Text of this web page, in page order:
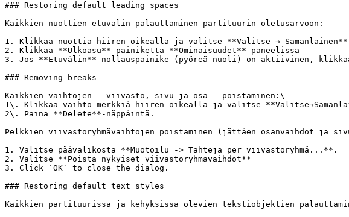
### Restoring default leading spaces
Kaikkien nuottien etuvälin palauttaminen partituurin oletusarvoon:
1. Klikkaa nuottia hiiren oikealla ja valitse **Valitse → Samanlainen**
2. Klikkaa **Ulkoasu**-painiketta **Ominaisuudet**-paneelissa
3. Jos **Etuvälin** nollauspainike (pyöreä nuoli) on aktiivinen,
### Removing breaks
Kaikkien vaihtojen – viivasto, sivu ja osa – poistaminen:\
1\. Klikkaa vaihto-merkkiä hiiren oikealla ja valitse
2\. Paina **Delete**-näppäintä.
Pelkkien viivastoryhmävaihtojen poistaminen (jättäen osanvaihdot ja
1. Valitse päävalikosta **Muotoilu -> Tahteja per viivastoryhmä...**.
2. Valitse **Poista nykyiset viivastoryhmävaihdot**
3. Click `OK` to close the dialog.
### Restoring default text styles
Kaikkien partituurissa ja kehyksissä olevien tekstiobjektien